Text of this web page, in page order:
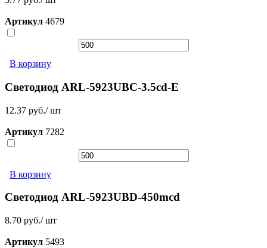
Артикул 4679
В корзину
Светодиод ARL-5923UBC-3.5cd-E
12.37 руб./ шт
Артикул 7282
В корзину
Светодиод ARL-5923UBD-450mcd
8.70 руб./ шт
Артикул 5493